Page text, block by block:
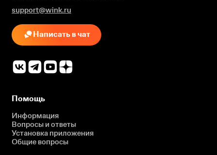
support@wink.ru
Написать в чат
Помощь
Информация
Вопросы и ответы
Установка приложения
Общие вопросы